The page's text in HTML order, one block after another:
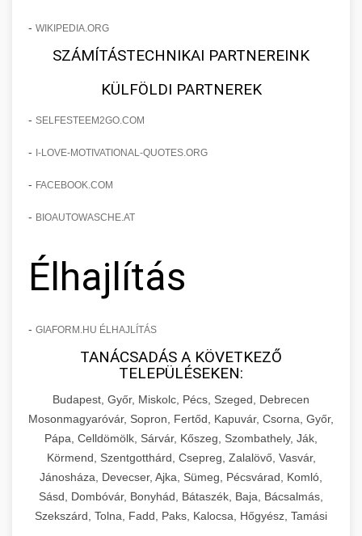
- WIKIPEDIA.ORG
SZÁMÍTÁSTECHNIKAI PARTNEREINK
KÜLFÖLDI PARTNEREK
- SELFESTEEM2GO.COM
- I-LOVE-MOTIVATIONAL-QUOTES.ORG
- FACEBOOK.COM
- BIOAUTOWASCHE.AT
Élhajlítás
- GIAFORM.HU ÉLHAJLÍTÁS
TANÁCSADÁS A KÖVETKEZŐ
TELEPÜLÉSEKEN:
Budapest, Győr, Miskolc, Pécs, Szeged, Debrecen
Mosonmagyaróvár, Sopron, Fertőd, Kapuvár, Csorna, Győr,
Pápa, Celldömölk, Sárvár, Kőszeg, Szombathely, Ják,
Körmend, Szentgotthárd, Csepreg, Zalalövő, Vasvár,
Jánosháza, Devecser, Ajka, Sümeg, Pécsvárad, Komló,
Sásd, Dombóvár, Bonyhád, Bátaszék, Baja, Bácsalmás,
Szekszárd, Tolna, Fadd, Paks, Kalocsa, Hőgyész, Tamási